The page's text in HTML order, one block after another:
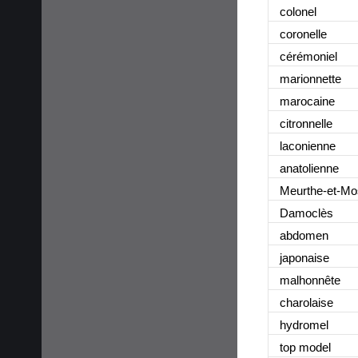
colonel
coronelle
cérémoniel
marionnette
marocaine
citronnelle
laconienne
anatolienne
Meurthe-et-
Damoclès
abdomen
japonaise
malhonnête
charolaise
hydromel
top model